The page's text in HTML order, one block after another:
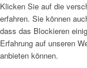
Klicken Sie auf die
erfahren. Sie können
dass das Blockieren
Erfahrung auf unseren
anbieten können.